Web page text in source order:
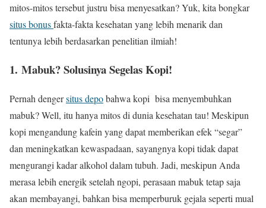
mitos-mitos tersebut justru bisa menyesatkan? Yuk, kita bongkar
situs bonusfakta-fakta kesehatan yang lebih menarik dan
tentunya lebih berdasarkan penelitian ilmiah!
1. Mabuk? Solusinya Segelas Kopi!
Pernah dengersitus depobahwa kopi bisa menyembuhkan
mabuk? Well, itu hanya mitos di dunia kesehatan tau! Meskipun
kopi mengandung kafein yang dapat memberikan efek “segar”
dan meningkatkan kewaspadaan, sayangnya kopi tidak dapat
mengurangi kadar alkohol dalam tubuh. Jadi, meskipun Anda
merasa lebih energik setelah ngopi, perasaan mabuk tetap saja
akan membayangi, bahkan bisa memperburuk gejala seperti mual